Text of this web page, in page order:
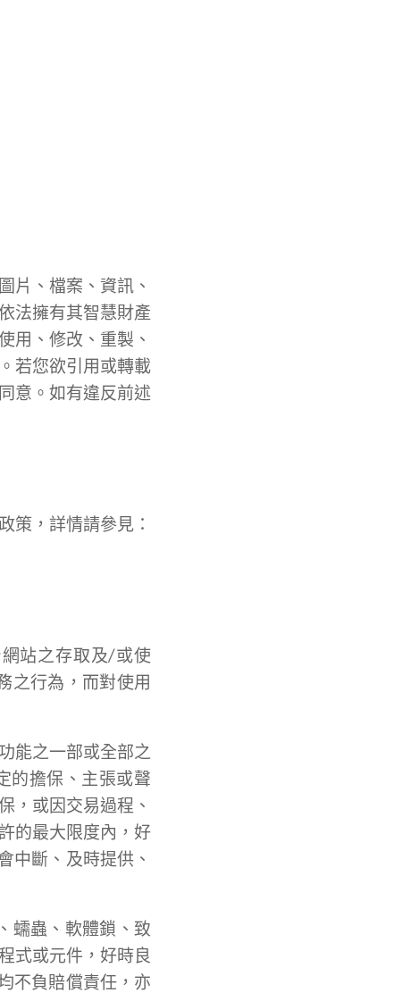
片、檔案、資訊、
法擁有其智慧財產
用、修改、重製、
若您欲引用或轉載
意。如有違反前述
策，詳情請參見：
站之存取及/或使
之行為，而對使用
能之一部或全部之
的擔保、主張或聲
，或因交易過程、
的最大限度內，好
中斷、及時提供、
蠕蟲、軟體鎖、致
式或元件，好時良
不負賠償責任，亦